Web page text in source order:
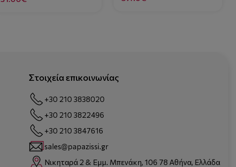
Στοιχεία επικοινωνίας
+30 210 3838020
+30 210 3822496
+30 210 3847616
sales@papazissi.gr
Νικηταρά 2 & Εμμ. Μπενάκη, 106 78 Αθήνα, Ελλάδα